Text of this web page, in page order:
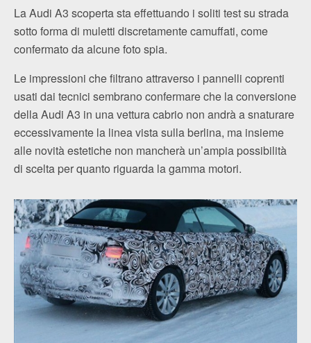
La Audi A3 scoperta sta effettuando i soliti test su strada
sotto forma di muletti discretamente camuffati, come
confermato da alcune foto spia.
Le impressioni che filtrano attraverso i pannelli coprenti
usati dai tecnici sembrano confermare che la conversione
della Audi A3 in una vettura cabrio non andrà a snaturare
eccessivamente la linea vista sulla berlina, ma insieme
alle novità estetiche non mancherà un’ampia possibilità
di scelta per quanto riguarda la gamma motori.